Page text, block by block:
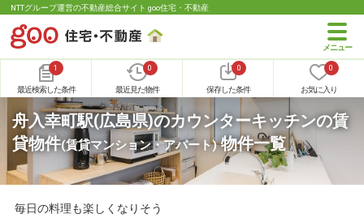
NTTグループ運営の不動産総合サイト goo住宅・不動産
1
最近検索した条件
0
最近見た物件
0
保存した条件
0
お気に入り
舟入幸町駅(広島県)のカウンターキッチンの賃
貸物件(賃貸マンション・アパート)物件一覧
毎日の料理も楽しくなりそう